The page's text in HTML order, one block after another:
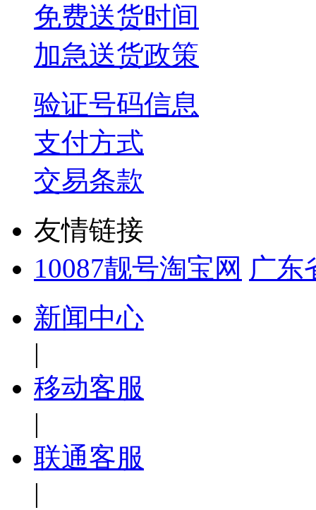
免费送货时间
加急送货政策
验证号码信息
支付方式
交易条款
友情链接
10087靓号淘宝网 广东
新闻中心
|
移动客服
|
联通客服
|